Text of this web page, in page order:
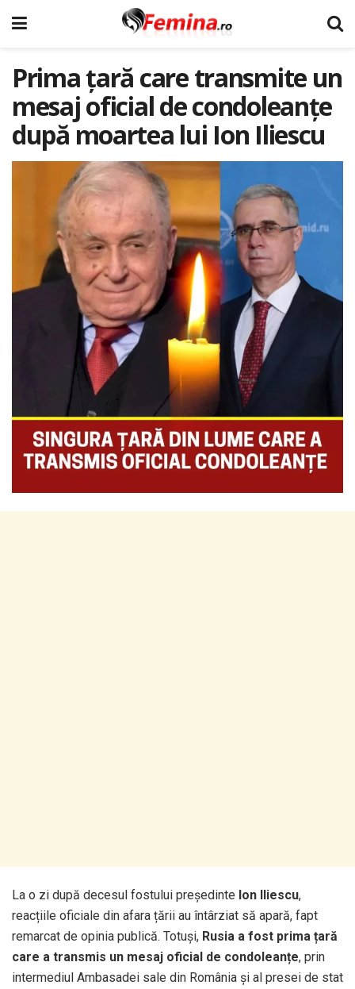
Prima țară care transmite un
mesaj oficial de condoleanțe
după moartea lui Ion Iliescu
La o zi după decesul fostului președinte Ion Iliescu,
reacțiile oficiale din afara țării au întârziat să apară, fapt
remarcat de opinia publică. Totuși, Rusia a fost prima țară
care a transmis un mesaj oficial de condoleanțe, prin
intermediul Ambasadei sale din România și al presei de stat